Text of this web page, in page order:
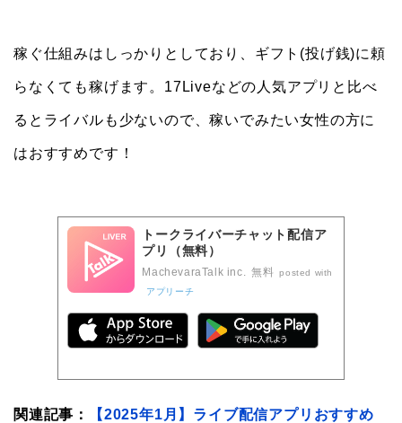
稼ぐ仕組みはしっかりとしており、ギフト(投げ銭)に頼
らなくても稼げます。17Liveなどの人気アプリと比べ
るとライバルも少ないので、稼いでみたい女性の方に
はおすすめです！
トークライバーチャット配信ア
プリ（無料）
MachevaraTalk inc. 無料
posted with
アプリーチ
関連記事： 【2025年1月】ライブ配信アプリおすすめ